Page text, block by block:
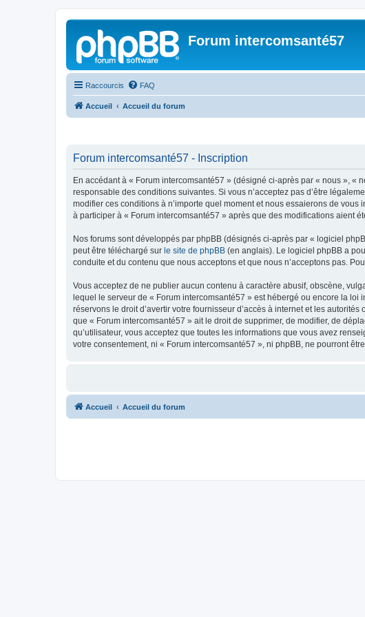
Forum intercomsanté57
Raccourcis FAQ
Accueil Accueil du forum
Forum intercomsanté57 - Inscription
En accédant à « Forum intercomsanté57 » (désigné ci-après par « nous », «
responsable des conditions suivantes. Si vous n’acceptez pas d’être
modifier ces conditions à n’importe quel moment et nous essaierons de
à participer à « Forum intercomsanté57 » après que des modifications aient
Nos forums sont développés par phpBB (désignés ci-après par « logiciel
peut être téléchargé sur le site de phpBB (en anglais). Le logiciel phpBB a
conduite et du contenu que nous acceptons et que nous n’acceptons pas.
Vous acceptez de ne publier aucun contenu à caractère abusif, obscène,
lequel le serveur de « Forum intercomsanté57 » est hébergé ou encore la
réservons le droit d’avertir votre fournisseur d’accès à internet et les
que « Forum intercomsanté57 » ait le droit de supprimer, de modifier, de
qu’utilisateur, vous acceptez que toutes les informations que vous avez
votre consentement, ni « Forum intercomsanté57 », ni phpBB, ne pourront
Accueil Accueil du forum